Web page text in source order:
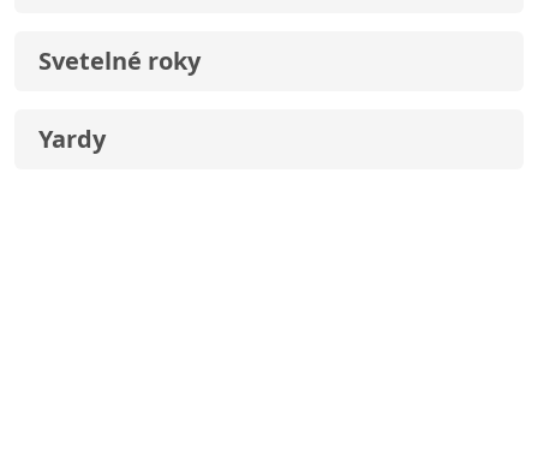
Svetelné roky
Yardy